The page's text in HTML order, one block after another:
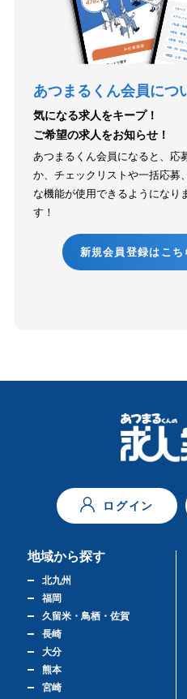
あつまるくん会員につ
気になる求人をキープ！
ご希望の求人をお知らせ！
あつまるくん会員になると、応
か、チェックリストや一括応募
な機能が使用できるようになり
す！
新規会員登録はこち
ログイン
地域から探す
北九州
福岡
久留米・鳥栖・佐賀
長崎
大分
熊本
宮崎